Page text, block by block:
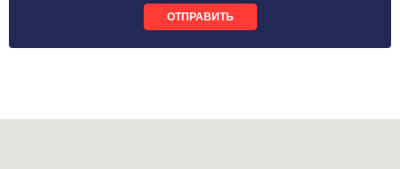
ОТПРАВИТЬ